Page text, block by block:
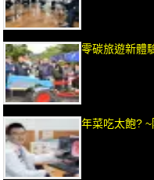
零碳旅遊新體
年菜吃太飽?